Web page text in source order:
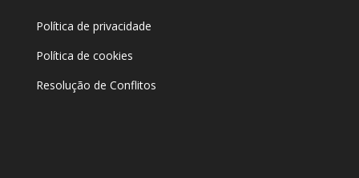
Política de privacidade
Política de cookies
Resolução de Conflitos